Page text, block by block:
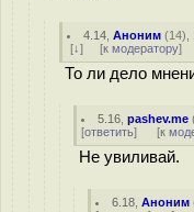
4.14 ,Аноним (14),
[↓] [к модератору]
То ли дело
5.16 ,pashev.me
[ответить] [к
Не увиливай.
6.18 ,Аноним